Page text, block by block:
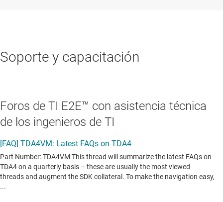
Soporte y capacitación
Foros de TI E2E™ con asistencia técnica
de los ingenieros de TI